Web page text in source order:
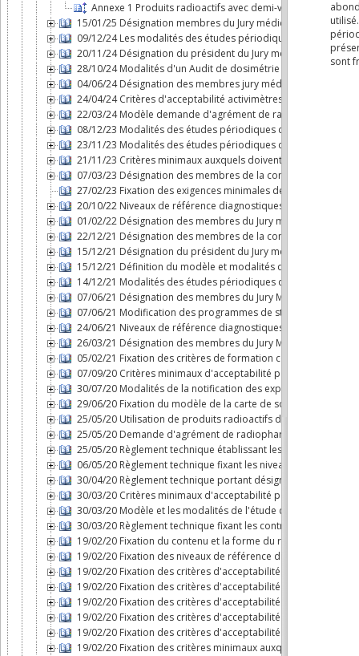
Annexe 1 Produits radioactifs avec demi-vie effective et
15/01/25 Désignation membres du Jury médical
09/12/24 Les modalités des études périodiques de dose au
20/11/24 Désignation du président du Jury médical
28/10/24 Modalités d'un Audit de dosimétrie externe
04/06/24 Désignation des membres jury médical
24/04/24 Critères d'acceptabilité activimètres en médecine
22/03/24 Modèle demande d'agrément de radiopharmacien
08/12/23 Modalités des études périodiques de dose au
23/11/23 Modalités des études périodiques de dose au
21/11/23 Critères minimaux auxquels doivent répondre les
07/03/23 Désignation des membres de la commission de
27/02/23 Fixation des exigences minimales de la formation
20/10/22 Niveaux de référence diagnostiques en
01/02/22 Désignation des membres du Jury médical
22/12/21 Désignation des membres de la commission de
15/12/21 Désignation du président du Jury médical
15/12/21 Définition du modèle et modalités de l'étude de
14/12/21 Modalités des études périodiques de dose au
07/06/21 Désignation des membres du Jury Médical
07/06/21 Modification des programmes de stages de
24/06/21 Niveaux de référence diagnostiques en
26/03/21 Désignation des membres du Jury Médical
05/02/21 Fixation des critères de formation continue ainsi
07/09/20 Critères minimaux d'acceptabilité pour les
30/07/20 Modalités de la notification des expositions
29/06/20 Fixation du modèle de la carte de sortie après
25/05/20 Utilisation de produits radioactifs dans in vitro ou
25/05/20 Demande d'agrément de radiopharmacien
25/05/20 Règlement technique établissant les exigences
06/05/20 Règlement technique fixant les niveaux de
30/04/20 Règlement technique portant désignation des
30/03/20 Critères minimaux d'acceptabilité pour les
30/03/20 Modèle et les modalités de l'étude de justification
30/03/20 Règlement technique fixant les contraintes de dose
19/02/20 Fixation du contenu et la forme du rapport
19/02/20 Fixation des niveaux de référence diagnostiques
19/02/20 Fixation des critères d'acceptabilité pour les
19/02/20 Fixation des critères d'acceptabilité pour les
19/02/20 Fixation des critères d'acceptabilité pour les
19/02/20 Fixation des critères d'acceptabilité pour les
19/02/20 Fixation des critères d'acceptabilité pour les
19/02/20 Fixation des critères minimaux auxquels doivent